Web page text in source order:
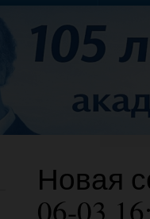
Новая
06-03